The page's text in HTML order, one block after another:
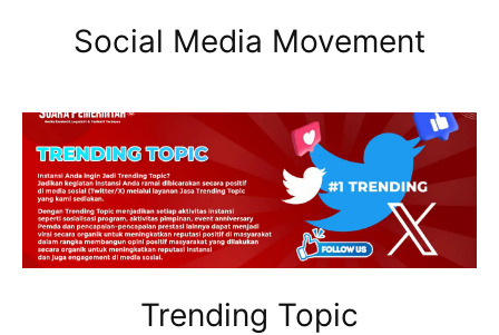
Social Media Movement
Trending Topic